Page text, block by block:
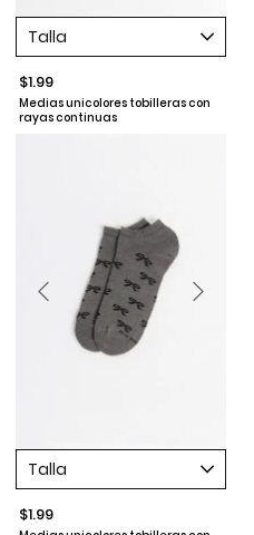
Talla
$1.99
Medias unicolores tobilleras con
rayas continuas
Talla
$1.99